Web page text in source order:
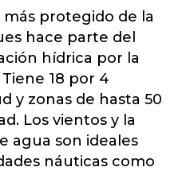
protegido de la
hace parte del
hídrica por la
18 por 4
y zonas de hasta 50
Los vientos y la
agua son ideales
náuticas como